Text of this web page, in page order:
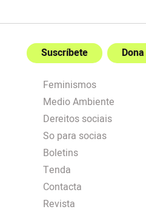
Suscríbete Dona
Feminismos
Medio Ambiente
Dereitos sociais
So para socias
Boletins
Tenda
Contacta
Revista